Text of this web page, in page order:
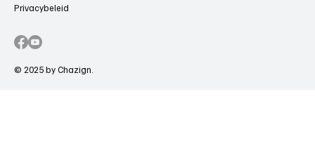
Privacybeleid
© 2025 by Chazign.